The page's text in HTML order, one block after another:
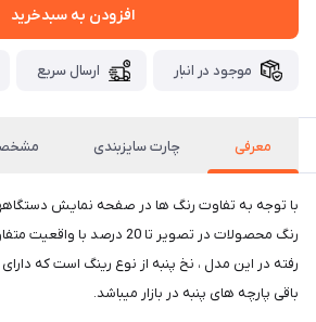
افزودن به سبدخرید
موجود در انبار ارسال سریع
معرفی چارت سایزبندی
با توجه به تفاوت رنگ ها در صفحه نمایش
رنگ محصولات در تصویر تا 20
رفته در این مدل ، نخ پنبه از نوع رینگ است که
باقی پارچه های پنبه در بازار میباشد.